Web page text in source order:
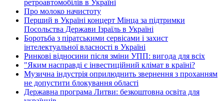
ретроавтомобілів в Україні
Про молоко начистоту
Перший в Україні концерт Мінца за підтримки
Посольства Держави Ізраїль в Україні
Боротьба з піратськими сервісами і захист
інтелектуальної власності в Україні
Ринкові відносини після зміни УПП: вигода для всіх
"Яким насправді є інвестиційний клімат в країні?
Музична індустрія оприлюднить звернення з проханням
не допустити блокування області
Державна програма Литви: безкоштовна освіта для